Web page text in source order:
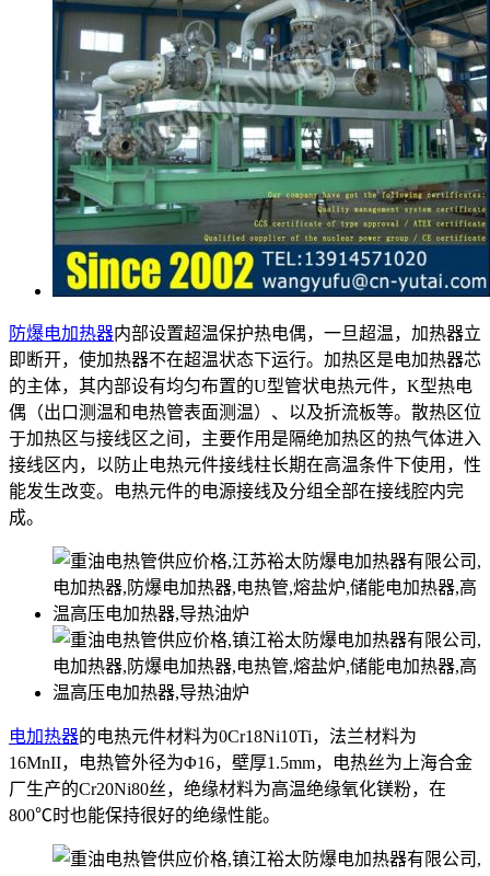
防爆电加热器内部设置超温保护热电偶，一旦超温，加热器立
即断开，使加热器不在超温状态下运行。加热区是电加热器芯
的主体，其内部设有均匀布置的U型管状电热元件，K型热电
偶（出口测温和电热管表面测温）、以及折流板等。散热区位
于加热区与接线区之间，主要作用是隔绝加热区的热气体进入
接线区内，以防止电热元件接线柱长期在高温条件下使用，性
能发生改变。电热元件的电源接线及分组全部在接线腔内完
成。
电加热器的电热元件材料为0Cr18Ni10Ti，法兰材料为
16MnII，电热管外径为Φ16，壁厚1.5mm，电热丝为上海合金
厂生产的Cr20Ni80丝，绝缘材料为高温绝缘氧化镁粉，在
800℃时也能保持很好的绝缘性能。